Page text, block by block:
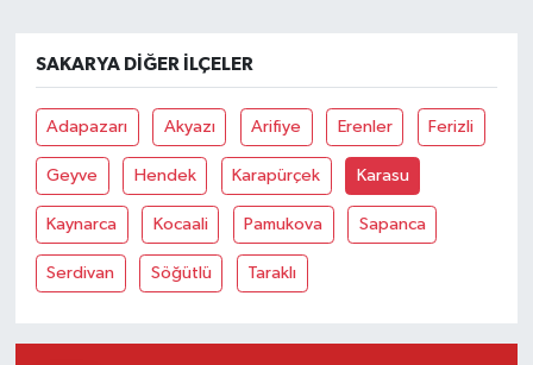
SAKARYA DIĞER İLÇELER
Adapazarı Akyazı Arifiye Erenler Ferizli
Geyve Hendek Karapürçek Karasu
Kaynarca Kocaali Pamukova Sapanca
Serdivan Söğütlü Taraklı